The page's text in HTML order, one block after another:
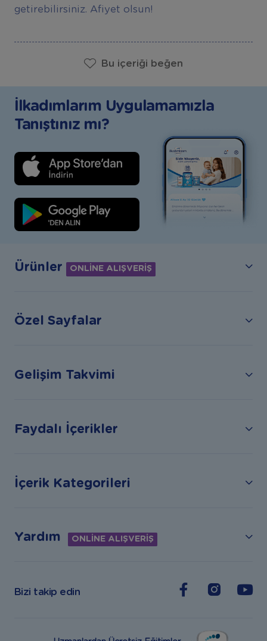
getirebilirsiniz. Afiyet olsun!
Bu içeriği beğen
İlkadımlarım Uygulamamızla
Tanıştınız mı?
Ürünler ONLİNE ALIŞVERİŞ
Özel Sayfalar
Gelişim Takvimi
Faydalı İçerikler
İçerik Kategorileri
Yardım ONLİNE ALIŞVERİŞ
Bizi takip edin